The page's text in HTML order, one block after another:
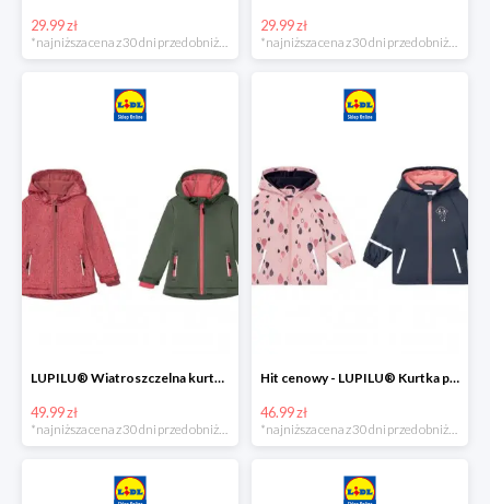
29.99 zł 29.99 zł
LUPILU® Wiatroszczelna kurtka dziecięca softshell, 1 sztuka
49.99 zł
Hit cenowy - LUPILU® Kurtka przeciwdeszczowa dziewczęca, 1 sztuka
46.99 zł